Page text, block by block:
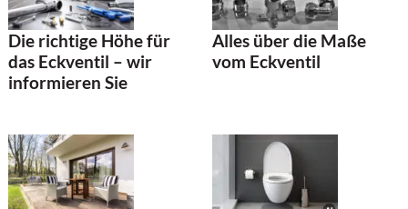
Die richtige Höhe für
das Eckventil – wir
informieren Sie
Alles über die Maße
vom Eckventil